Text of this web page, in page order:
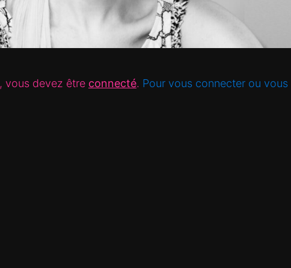
, vous devez être connecté. Pour vous connecter ou vous